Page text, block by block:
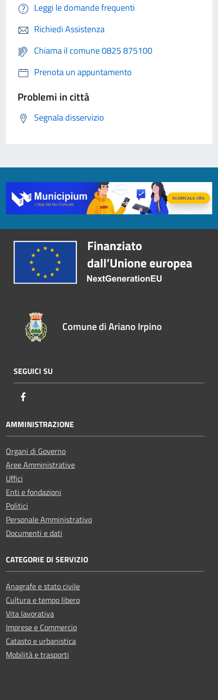
Leggi le domande frequenti
Richiedi Assistenza
Chiama il comune 0825 875100
Prenota un appuntamento
Problemi in città
Segnala disservizio
Comune di Ariano Irpino
SEGUICI SU
AMMINISTRAZIONE
Organi di Governo
Aree Amministrative
Uffici
Enti e fondazioni
Politici
Personale Amministrativo
Documenti e dati
CATEGORIE DI SERVIZIO
Anagrafe e stato civile
Cultura e tempo libero
Vita lavorativa
Imprese e Commercio
Catasto e urbanistica
Mobilità e trasporti